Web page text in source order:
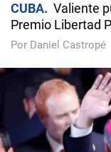
CUBA
Valiente
Premio Libertad
Por Daniel Castropé